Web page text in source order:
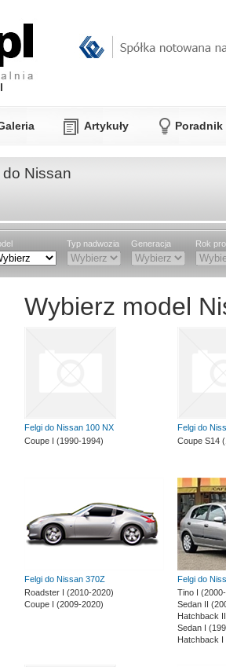
Artykuły Poradnik
Nissan
Typ nadwozia Generacja Rok
Wybierz model
Felgi do Nissan 100 NX
Coupe I (1990-1994)
Felgi do
Coupe S14
Felgi do Nissan 370Z
Roadster I (2010-2020)
Coupe I (2009-2020)
Felgi do
Tino I
Sedan II
Hatchback
Sedan I
Hatchback I